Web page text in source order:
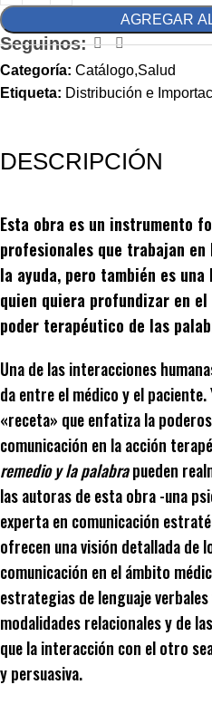
AGREGAR
Seguinos:
Categoría: Catálogo,Salud
Etiqueta: Distribución e
DESCRIPCIÓN
Esta obra es un instrumento
profesionales que trabajan
la ayuda, pero también es
quien quiera profundizar en
poder terapéutico de las
Una de las interacciones
da entre el médico y el
«receta» que enfatiza la
comunicación en la acción
remedio y la palabrapueden
las autoras de esta obra -una
experta en comunicación
ofrecen una visión detallada de
comunicación en el ámbito
estrategias de lenguaje
modalidades relacionales y de
que la interacción con el otro
y persuasiva.